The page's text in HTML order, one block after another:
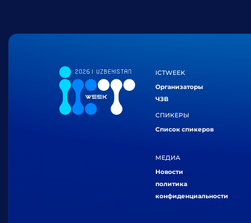
ICTWEEK
Организаторы
ЧЗВ
СПИКЕРЫ
Список спикеров
МЕДИА
Новости
политика
конфиденциальности